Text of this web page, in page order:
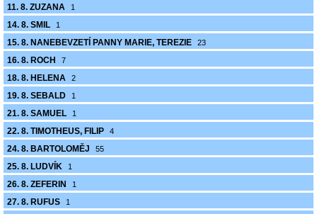
11. 8. ZUZANA 1
14. 8. SMIL 1
15. 8. NANEBEVZETÍ PANNY MARIE, TEREZIE 23
16. 8. ROCH 7
18. 8. HELENA 2
19. 8. SEBALD 1
21. 8. SAMUEL 1
22. 8. TIMOTHEUS, FILIP 4
24. 8. BARTOLOMĚJ 55
25. 8. LUDVÍK 1
26. 8. ZEFERIN 1
27. 8. RUFUS 1